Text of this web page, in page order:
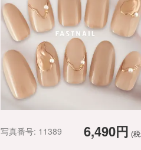
6,490円 (
写真番号: 11389